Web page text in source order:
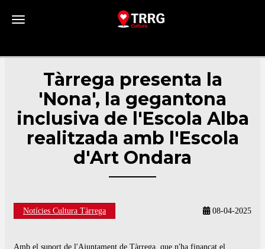
Toggle navigation
Tàrrega presenta la
'Nona', la gegantona
inclusiva de l'Escola Alba
realitzada amb l'Escola
d'Art Ondara
Notícies Cultura Tàrrega 08-04-2025
Amb el suport de l'Ajuntament de Tàrrega, que n'ha finançat el